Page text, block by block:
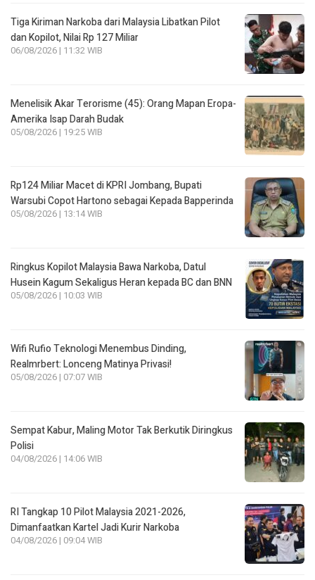
Tiga Kiriman Narkoba dari Malaysia Libatkan Pilot
dan Kopilot, Nilai Rp 127 Miliar
06/08/2026 | 11:32 WIB
Menelisik Akar Terorisme (45): Orang Mapan Eropa-
Amerika Isap Darah Budak
05/08/2026 | 19:25 WIB
Rp124 Miliar Macet di KPRI Jombang, Bupati
Warsubi Copot Hartono sebagai Kepada Bapperinda
05/08/2026 | 13:14 WIB
Ringkus Kopilot Malaysia Bawa Narkoba, Datul
Husein Kagum Sekaligus Heran kepada BC dan BNN
05/08/2026 | 10:03 WIB
Wifi Rufio Teknologi Menembus Dinding,
Realmrbert: Lonceng Matinya Privasi!
05/08/2026 | 07:07 WIB
Sempat Kabur, Maling Motor Tak Berkutik Diringkus
Polisi
04/08/2026 | 14:06 WIB
RI Tangkap 10 Pilot Malaysia 2021-2026,
Dimanfaatkan Kartel Jadi Kurir Narkoba
04/08/2026 | 09:04 WIB